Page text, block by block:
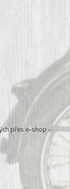
přes e-shop -